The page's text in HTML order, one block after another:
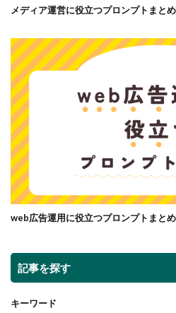
メディア運営に役立つプロンプトまとめ
web広告運用に役立つプロンプトまとめ
記事を探す
キーワード